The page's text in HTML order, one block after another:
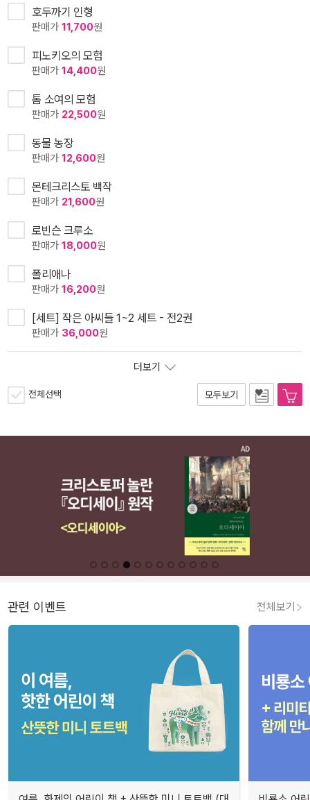
호두까기 인형
판매가 11,700원
피노키오의 모험
판매가 14,400원
톰 소여의 모험
판매가 22,500원
동물 농장
판매가 12,600원
몬테크리스토 백작
판매가 21,600원
로빈슨 크루소
판매가 18,000원
폴리애나
판매가 16,200원
[세트] 작은 아씨들 1~2 세트 - 전2권
판매가 36,000원
더보기
전체선택 모두보기
관련 이벤트 전체보기